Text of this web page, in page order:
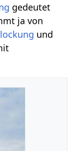
gedeutet
ja von
und